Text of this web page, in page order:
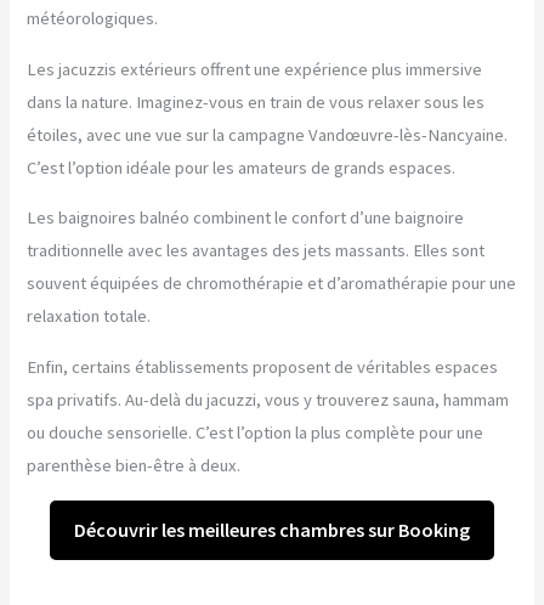
météorologiques.
Les jacuzzis extérieurs offrent une expérience plus immersive
dans la nature. Imaginez-vous en train de vous relaxer sous les
étoiles, avec une vue sur la campagne Vandœuvre-lès-Nancyaine.
C’est l’option idéale pour les amateurs de grands espaces.
Les baignoires balnéo combinent le confort d’une baignoire
traditionnelle avec les avantages des jets massants. Elles sont
souvent équipées de chromothérapie et d’aromathérapie pour une
relaxation totale.
Enfin, certains établissements proposent de véritables espaces
spa privatifs. Au-delà du jacuzzi, vous y trouverez sauna, hammam
ou douche sensorielle. C’est l’option la plus complète pour une
parenthèse bien-être à deux.
Découvrir les meilleures chambres sur Booking